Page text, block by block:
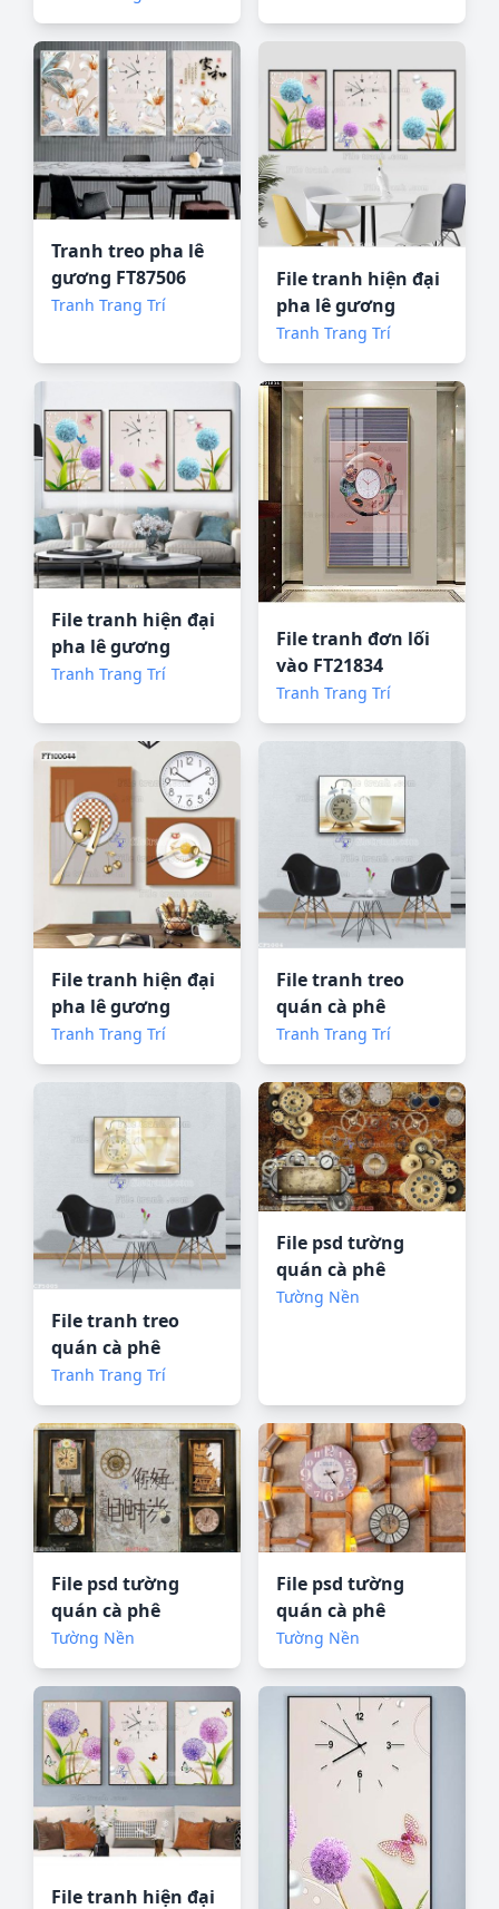
Tranh treo pha lê
gương FT87506
Tranh Trang Trí
File tranh hiện đại
pha lê gương
FT85090
Tranh Trang Trí
File tranh hiện đại
pha lê gương
HD10359
Tranh Trang Trí
File tranh đơn lối
vào FT21834
Tranh Trang Trí
File tranh hiện đại
pha lê gương
FT100644
Tranh Trang Trí
File tranh treo
quán cà phê
CF5004
Tranh Trang Trí
File tranh treo
quán cà phê
CF5005
Tranh Trang Trí
File psd tường
quán cà phê
FT1153
Tường Nền
File psd tường
quán cà phê
FT1196
Tường Nền
File psd tường
quán cà phê
FT1214
Tường Nền
File tranh hiện đại